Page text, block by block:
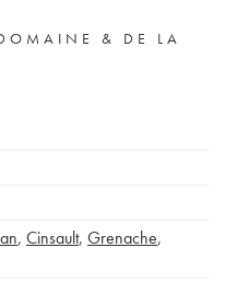
& DE LA
, Cinsault, Grenache,